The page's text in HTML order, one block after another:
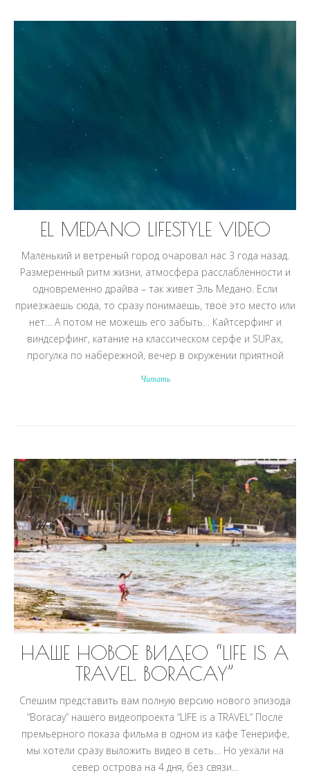
EL MEDANO LIFESTYLE VIDEO
Маленький и ветреный город очаровал нас 3 года назад.
Размеренный ритм жизни, атмосфера расслабленности и
одновременно драйва – так живет Эль Медано. Если
приезжаешь сюда, то сразу понимаешь, твоё это место или
нет… А потом не можешь его забыть… Кайтсерфинг и
виндсерфинг, катание на классическом серфе и SUPах,
прогулка по набережной, вечер в окружении приятной
Читать
НАШЕ НОВОЕ ВИДЕО “LIFE IS A
TRAVEL. BORACAY”
Спешим представить вам полную версию нового эпизода
“Boracay” нашего видеопроекта “LIFE is a TRAVEL” После
премьерного показа фильма в одном из кафе Тенерифе,
мы хотели сразу выложить видео в сеть… Но уехали на
север острова на 4 дня, без связи…